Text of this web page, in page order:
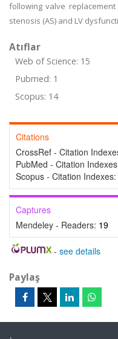
following valve
stenosis (AS) and LV
Atıflar
Web of Science: 15
Pubmed: 1
Scopus: 14
Citations
CrossRef - Citation
PubMed - Citation
Scopus - Citation Indexes:
Captures
Mendeley - Readers: 19
- see details
Paylaş